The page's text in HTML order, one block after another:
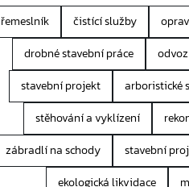
řemeslník čistící služby
drobné stavební práce
stavební projekt
arboristické
stěhování a vyklízení
zábradlí na schody
stavební
ekologická likvidace